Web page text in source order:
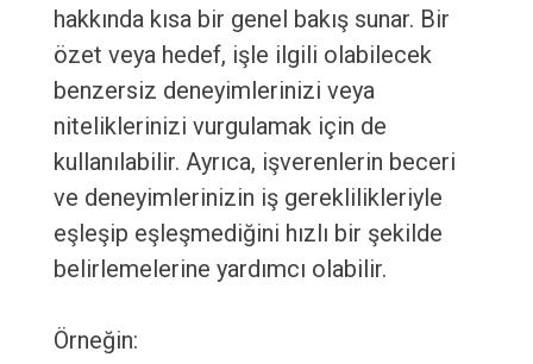
hakkında kısa bir genel bakış sunar. Bir
özet veya hedef, işle ilgili olabilecek
benzersiz deneyimlerinizi veya
niteliklerinizi vurgulamak için de
kullanılabilir. Ayrıca, işverenlerin beceri
ve deneyimlerinizin iş gereklilikleriyle
eşleşip eşleşmediğini hızlı bir şekilde
belirlemelerine yardımcı olabilir.
Örneğin: